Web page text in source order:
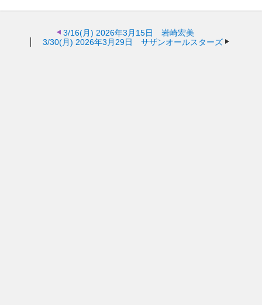
3/16(月) 2026年3月15日 岩崎宏美
3/30(月) 2026年3月29日 サザンオールスターズ